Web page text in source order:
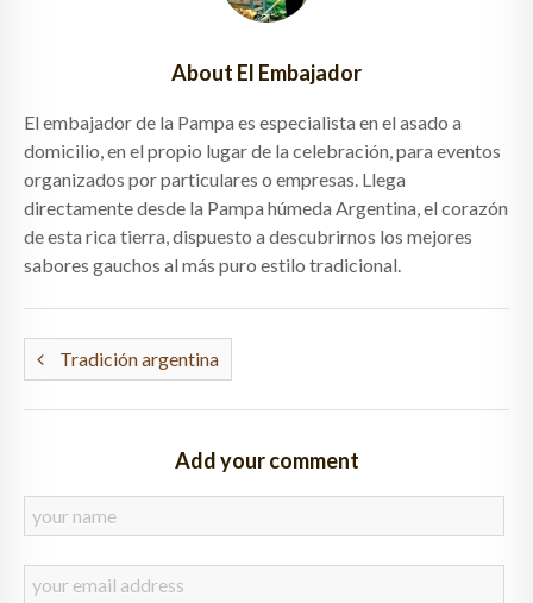
About El Embajador
El embajador de la Pampa es especialista en el asado a
domicilio, en el propio lugar de la celebración, para eventos
organizados por particulares o empresas. Llega
directamente desde la Pampa húmeda Argentina, el corazón
de esta rica tierra, dispuesto a descubrirnos los mejores
sabores gauchos al más puro estilo tradicional.
Tradición argentina
Add your comment